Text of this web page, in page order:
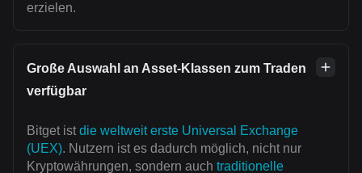
erzielen.
Große Auswahl an Asset-Klassen zum Traden
verfügbar
Bitget ist die weltweit erste Universal Exchange
(UEX). Nutzern ist es dadurch möglich, nicht nur
Kryptowährungen, sondern auch traditionelle